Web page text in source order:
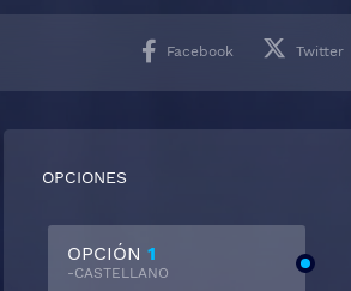
Facebook Twitter
OPCIONES
OPCIÓN 1
-CASTELLANO